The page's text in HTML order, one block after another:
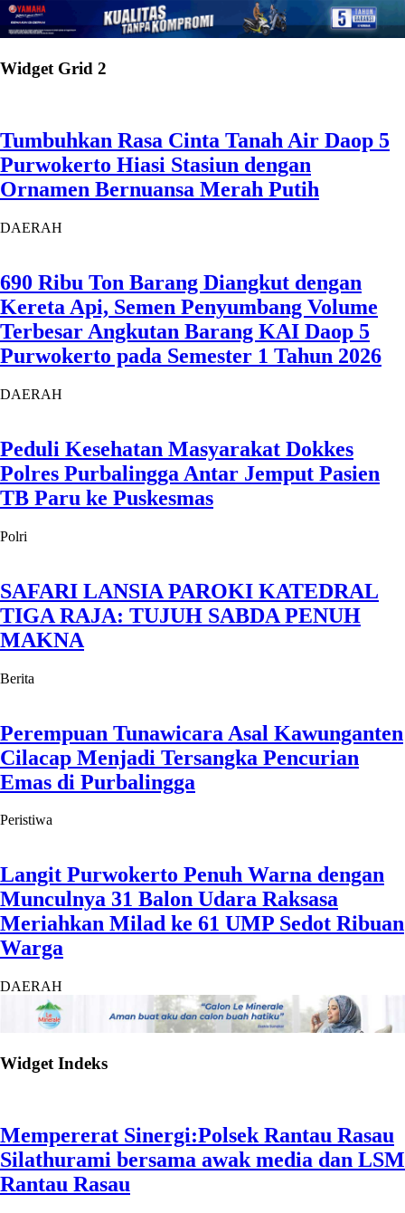
Widget Grid 2
Tumbuhkan Rasa Cinta Tanah Air Daop 5
Purwokerto Hiasi Stasiun dengan
Ornamen Bernuansa Merah Putih
DAERAH
690 Ribu Ton Barang Diangkut dengan
Kereta Api, Semen Penyumbang Volume
Terbesar Angkutan Barang KAI Daop 5
Purwokerto pada Semester 1 Tahun 2026
DAERAH
Peduli Kesehatan Masyarakat Dokkes
Polres Purbalingga Antar Jemput Pasien
TB Paru ke Puskesmas
Polri
SAFARI LANSIA PAROKI KATEDRAL
TIGA RAJA: TUJUH SABDA PENUH
MAKNA
Berita
Perempuan Tunawicara Asal Kawunganten
Cilacap Menjadi Tersangka Pencurian
Emas di Purbalingga
Peristiwa
Langit Purwokerto Penuh Warna dengan
Munculnya 31 Balon Udara Raksasa
Meriahkan Milad ke 61 UMP Sedot Ribuan
Warga
DAERAH
Widget Indeks
Mempererat Sinergi:Polsek Rantau Rasau
Silathurami bersama awak media dan LSM
Rantau Rasau